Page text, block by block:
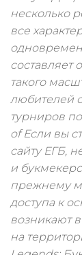
несколько
все
составляет
такого
любителей
турниров
of Если вы
сайту ЕГБ,
и
прежнему
доступа к
возникают
на